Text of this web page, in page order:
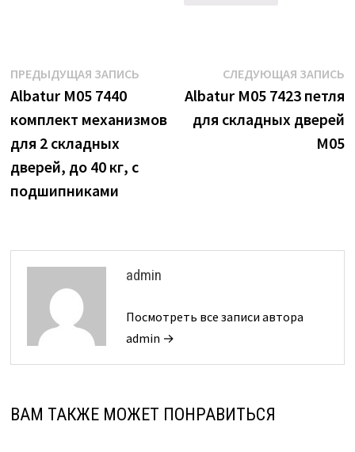
Навигация
по
записям
ПРЕДЫДУЩАЯ ЗАПИСЬПредыдущая
Albatur M05 7440
комплект механизмов
для 2 складных
дверей, до 40 кг, с
подшипниками
СЛЕДУЮЩАЯ ЗАПИСЬ
Albatur M05 7423 петля
для складных дверей
M05
admin
Посмотреть все записи автора
admin →
ВАМ ТАКЖЕ МОЖЕТ ПОНРАВИТЬСЯ